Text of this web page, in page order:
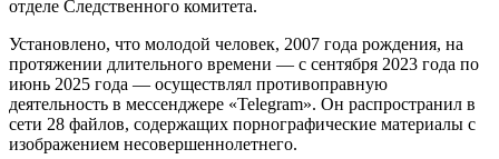
отделе Следственного комитета.
Установлено, что молодой человек, 2007 года рождения, на
протяжении длительного времени — с сентября 2023 года по
июнь 2025 года — осуществлял противоправную
деятельность в мессенджере «Telegram». Он распространил в
сети 28 файлов, содержащих порнографические материалы с
изображением несовершеннолетнего.